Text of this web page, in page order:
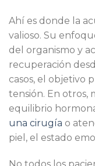
Ahí es donde la
valioso. Su
del organismo y
recuperación
casos, el objetivo
tensión. En otros,
equilibrio
una cirugía o
piel, el estado